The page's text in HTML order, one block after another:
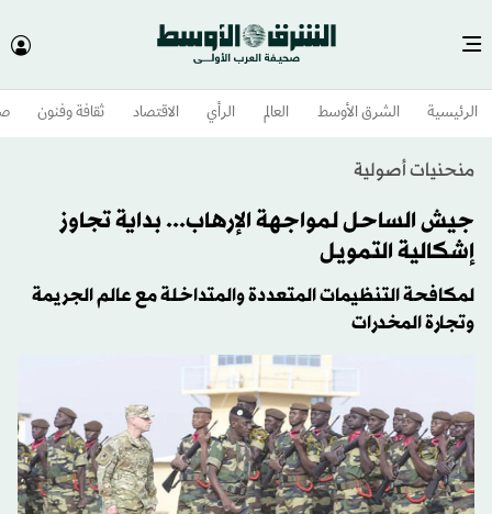
الرئيسية الشرق الأوسط​ العالم الرأي الاقتصاد ثقافة وفنون
منحنيات أصولية
جيش الساحل لمواجهة الإرهاب... بداية تجاوز
إشكالية التمويل
لمكافحة التنظيمات المتعددة والمتداخلة مع عالم الجريمة
وتجارة المخدرات